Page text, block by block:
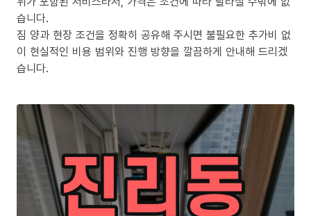
습니다.
짐 양과 현장 조건을 정확히 공유해 주시면 불필요한 추가비 없
이 현실적인 비용 범위와 진행 방향을 깔끔하게 안내해 드리겠
습니다.